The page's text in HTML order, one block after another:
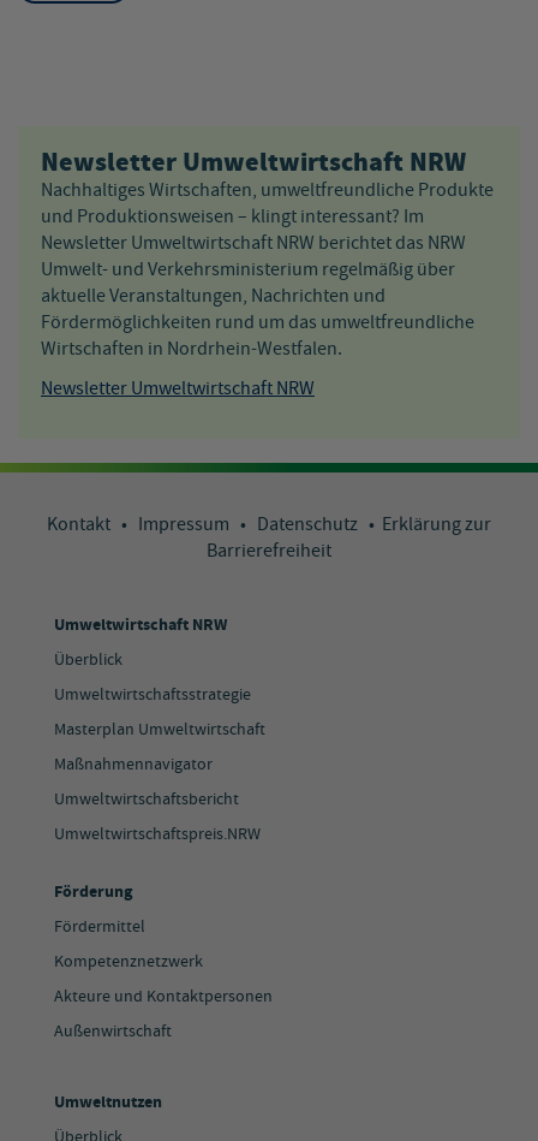
Newsletter Umweltwirtschaft NRW
Nachhaltiges Wirtschaften, umweltfreundliche Produkte
und Produktionsweisen – klingt interessant? Im
Newsletter Umweltwirtschaft NRW berichtet das NRW
Umwelt- und Verkehrsministerium regelmäßig über
aktuelle Veranstaltungen, Nachrichten und
Fördermöglichkeiten rund um das umweltfreundliche
Wirtschaften in Nordrhein-Westfalen.
Newsletter Umweltwirtschaft NRW
Kontakt • Impressum • Datenschutz • Erklärung zur
Barrierefreiheit
Umweltwirtschaft NRW
Überblick
Umweltwirtschaftsstrategie
Masterplan Umweltwirtschaft
Maßnahmennavigator
Umweltwirtschaftsbericht
Umweltwirtschaftspreis.NRW
Förderung
Fördermittel
Kompetenznetzwerk
Akteure und Kontaktpersonen
Außenwirtschaft
Umweltnutzen